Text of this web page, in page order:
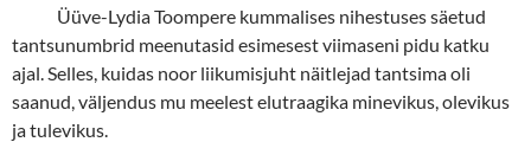
Üüve-Lydia Toompere kummalises nihestuses säetud
tantsunumbrid meenutasid esimesest viimaseni pidu katku
ajal. Selles, kuidas noor liikumisjuht näitlejad tantsima oli
saanud, väljendus mu meelest elutraagika minevikus, olevikus
ja tulevikus.